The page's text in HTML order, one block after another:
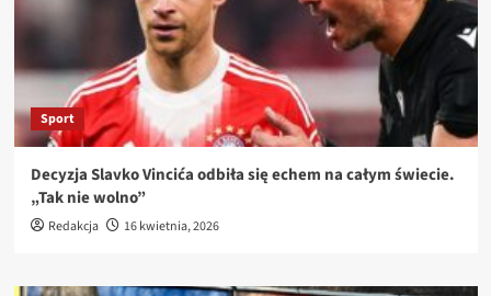
Sport
Decyzja Slavko Vincića odbiła się echem na całym świecie.
„Tak nie wolno”
Redakcja 16 kwietnia, 2026